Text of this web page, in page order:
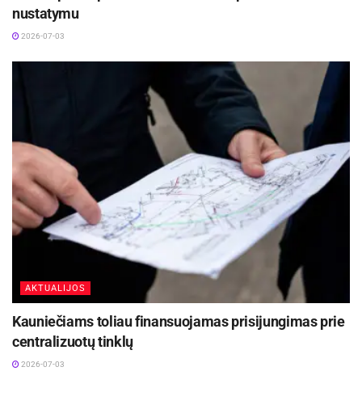
nustatymu
2026-07-03
AKTUALIJOS
Kauniečiams toliau finansuojamas prisijungimas prie
centralizuotų tinklų
2026-07-03